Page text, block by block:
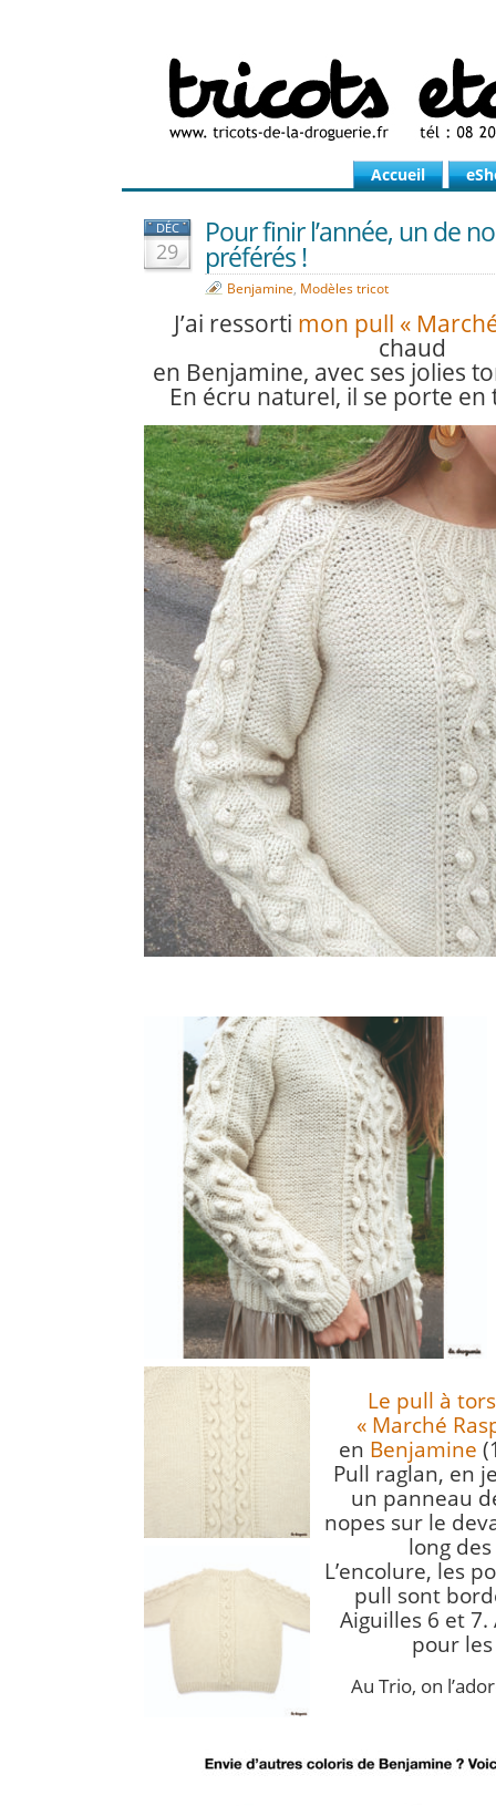
Accueil
DÉC
29
Pour finir l’année, un de
préférés !
Benjamine, Modèles tricot
J’ai ressorti mon pull «
chaud
en Benjamine, avec ses jolies
En écru naturel, il se porte
Le pull à
« Marché
en Benjamine
Pull raglan, en
un panneau
nopes sur le
long
L’encolure, les
pull sont
Aiguilles 6 et
pour
Au Trio, on